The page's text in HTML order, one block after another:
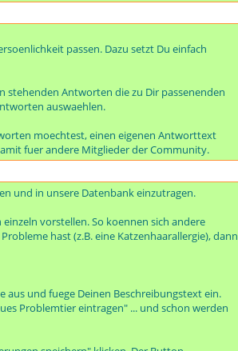
passen. Dazu setzt Du einfach
stehenden Antworten die zu Dir passenenden
auswaehlen.
moechtest, einen eigenen Antworttext
fuer andere Mitglieder der Community.
und in unsere Datenbank einzutragen.
vorstellen. So koennen sich andere
hast (z.B. eine Katzenhaarallergie), dann
und fuege Deinen Beschreibungstext ein.
Problemtier eintragen" ... und schon werden